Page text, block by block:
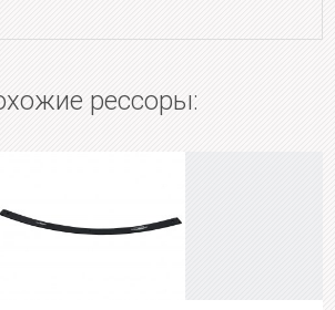
рессоры: